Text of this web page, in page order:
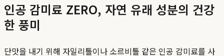
인공 감미료 ZERO, 자연 유래 성분의 건강
한 풍미
단맛을 내기 위해 자일리톨이나 소르비톨 같은 인공 감미료를 사